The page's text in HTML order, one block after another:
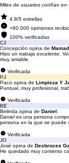
Miles de usuarios confían en
4.8/5 estrellas
+60.000 opiniones
100% verificadas
CJ
Concepción opina de
Hizo un trabajo excelente.
muy amable.
Verificada
PJ
Paco opina de Limpieza Y
Puntual, muy profesional,
Verificada
BE
Belinda opina de Daniel:
Daniel es una persona
persona en la que se puede
Verificada
JO
José opina de Desbroces
He quedado muy contento